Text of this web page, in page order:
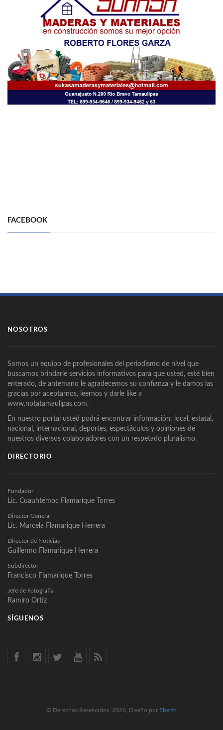
FACEBOOK
NOSOTROS
Somos un equipo de profesionales del periodismo de nivel que
buscamos brindarle servicios informativos para que usted, esté bien
enterado, de antemano le agradecemos su confianza y le damos las
gracias por aceptarnos, leernos y darle like a
www.notatamaulipas.com.
En nuestro portal usted podrá encontrar información: local, estatal,
nacional, internacional, deportes, espectáculos y opiniones de
nuestros diversos colaboradores con un respetado pluralismo.
DIRECTORIO
Fundador
Lic. Cuauhtémoc Flamarique Torres
Director General
Lic. Marcela Flamarique Herrera
Director de Noticias
Guillermo Flamarique Herrera
Subdirector
Francisco Flamarique Torres
Jefe de Fotografía
Ramiro Ortíz
SÍGUENOS
© Derechos Reservados, 2026, Diseño por Eberth